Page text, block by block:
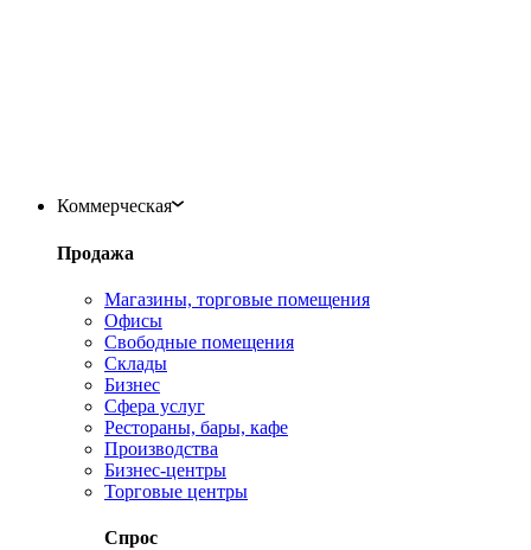
Коммерческая
Продажа
Магазины, торговые помещения
Офисы
Свободные помещения
Склады
Бизнес
Сфера услуг
Рестораны, бары, кафе
Производства
Бизнес-центры
Торговые центры
Спрос